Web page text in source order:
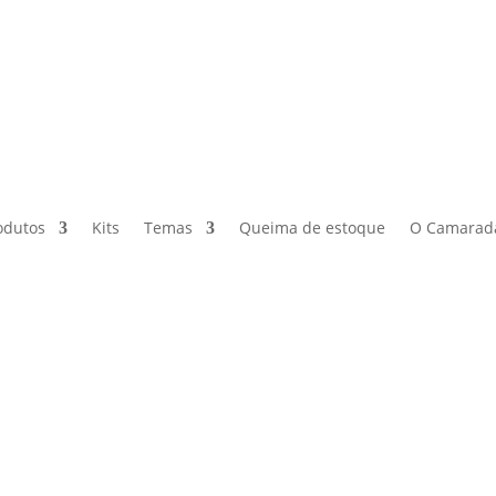
Kits Temas Queima de estoque O